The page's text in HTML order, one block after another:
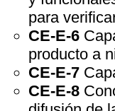
para
CE-E-6
producto a
CE-E-7
CE-E-8